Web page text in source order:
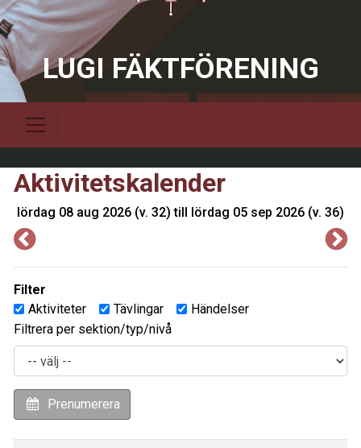
LUGI FÄKTFÖRENING
Aktivitetskalender
lördag 08 aug 2026 (v. 32) till lördag 05 sep 2026 (v. 36)
Filter
Aktiviteter
Tävlingar
Händelser
Filtrera per sektion/typ/nivå
Prenumerera